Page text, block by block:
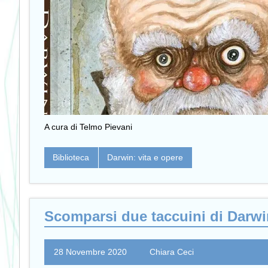
A cura di Telmo Pievani
Biblioteca Darwin: vita e opere
Scomparsi due taccuini di
28 Novembre 2020 Chiara Ceci